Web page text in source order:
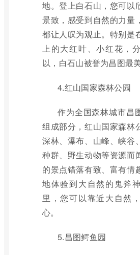
地。登上白石山，您可以
景致，感受到自然的力量
都让人叹为观止。特别是
上的大红叶、小红花，
以，白石山被誉为昌图最美
4.红山国家森林公园
作为全国森林城市昌
组成部分，红山国家森林
深林、瀑布、山峰、峡谷
种群、野生动物等资源而
的景点错落有致、富有情
地体验到大自然的鬼斧
里，您可以靠近大自然
心。
5.昌图鳄鱼园